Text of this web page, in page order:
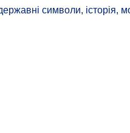
символи, історія,